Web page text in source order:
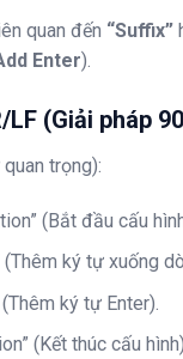
quan đến “Suffix”
Enter).
(Giải pháp
trọng):
(Bắt đầu cấu
(Thêm ký tự xuống
ký tự Enter).
(Kết thúc cấu